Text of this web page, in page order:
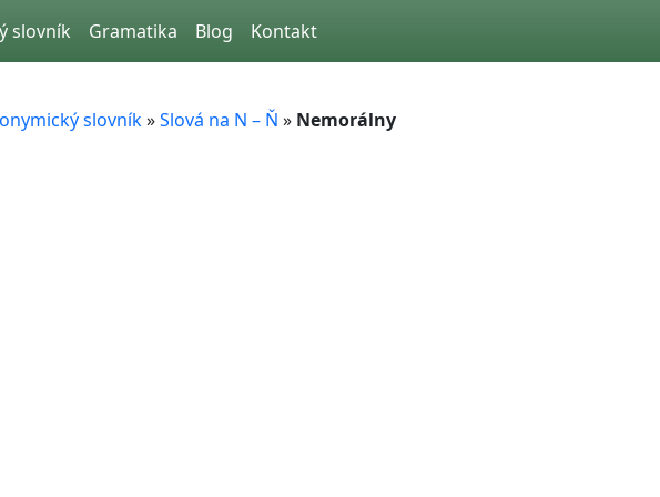
slovník Gramatika Blog Kontakt
slovník»Slová na N – Ň » Nemorálny